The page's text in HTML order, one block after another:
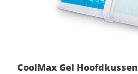
CoolMax Gel Hoofdkussen